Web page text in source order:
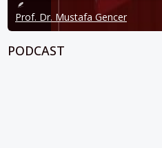
Prof. Dr. Mustafa Gencer
PODCAST